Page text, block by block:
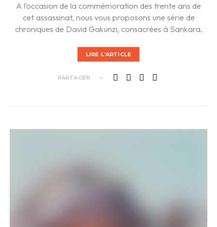
A l’occasion de la commémoration des trente ans de
cet assassinat, nous vous proposons une série de
chroniques de David Gakunzi, consacrées à Sankara.
LIRE L'ARTICLE
PARTAGER